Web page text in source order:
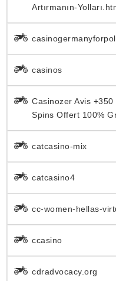
Artırmanın-
casinos
Casinozer Avis
Spins Offert 100%
catcasino-mix
catcasino4
cc-women-hellas-
ccasino
cdradvocacy.org